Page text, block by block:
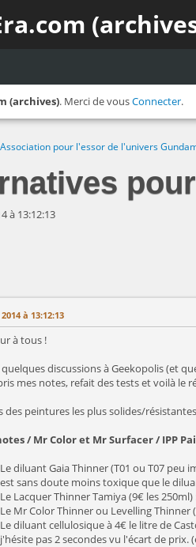
(archives). Merci de vousConnecter.
pour l'essor de l'univers
à 13:12:13
à 13:12:13
à tous !
discussions à Geekopolis (et
mes notes, refait des tests et voilà le
des peintures les plus solides/
/ Mr Color et Mr Surfacer / IPP
Le diluant Gaia Thinner (T01 ou T07
est sans doute moins toxique que le
Le Lacquer Thinner Tamiya (9€ les
Le Mr Color Thinner ou Levelling Thinner
Le diluant cellulosique à 4€ le litre de
j'hésite pas 2 secondes vu l'écart de